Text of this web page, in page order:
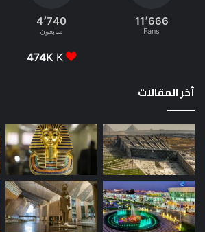
11٬666
Fans
4٬740
متابعون
474K K
أخر المقالات